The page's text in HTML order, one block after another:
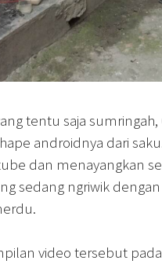
tentu saja
androidnya dari
dan menayangkan
sedang ngriwik
video tersebut